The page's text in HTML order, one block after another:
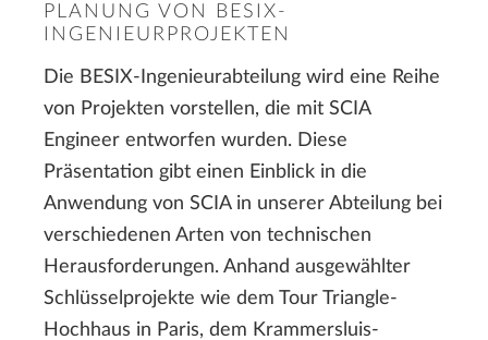
PLANUNG VON BESIX-
INGENIEURPROJEKTEN
Die BESIX-Ingenieurabteilung wird eine Reihe
von Projekten vorstellen, die mit SCIA
Engineer entworfen wurden. Diese
Präsentation gibt einen Einblick in die
Anwendung von SCIA in unserer Abteilung bei
verschiedenen Arten von technischen
Herausforderungen. Anhand ausgewählter
Schlüsselprojekte wie dem Tour Triangle-
Hochhaus in Paris, dem Krammersluis-